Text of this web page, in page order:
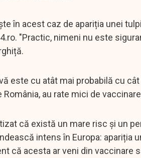
în acest caz de apariția unei
"Practic, nimeni nu este
este cu atât mai probabilă cu
au rate mici de
că există un mare risc și un
intens în Europa: apariția
că acesta ar veni din vaccinare